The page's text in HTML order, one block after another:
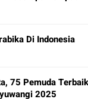
Di Indonesia
75 Pemuda
2025